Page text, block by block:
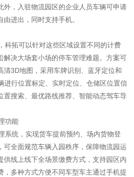
外，入驻物流园区的企业人员车辆可申请
进出，同时支持手机。
拓可以针对这些区域设置不同的计费
解决大场套小场的停车管理难题。方案可
清3D地图，采用车牌识别、蓝牙定位和
进行位置标定、实时定位、仓储区位置信
置搜索、最优路线推荐、智能动态驾车导
功能
统，实现货车提前预约、场内货物登
可全面规范车辆入园秩序，保障物流园运
供线上线下全场景缴费方式，支持园区内
，多种方式方便不同车型车主通过手机提